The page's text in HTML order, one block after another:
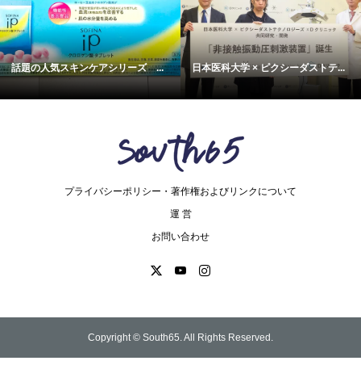
話題の人気スキンケアシリーズ ... 日本医科大学 × ピクシーダストテ...
プライバシーポリシー・著作権およびリンクについて
運 営
お問い合わせ
Copyright © South65. All Rights Reserved.